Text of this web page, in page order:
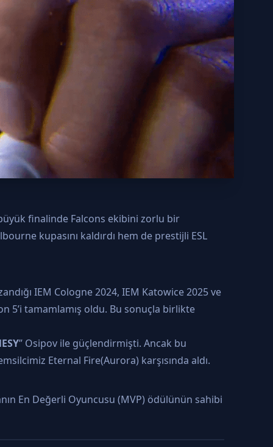
finalinde Falcons ekibini zorlu bir
kupasını kaldırdı hem de prestijli ESL
IEM Cologne 2024, IEM Katowice 2025 ve
5’i tamamlamış oldu. Bu sonuçla birlikte
” Osipov ile güçlendirmişti. Ancak bu
Eternal Fire(Aurora) karşısında aldı.
En Değerli Oyuncusu (MVP) ödülünün sahibi